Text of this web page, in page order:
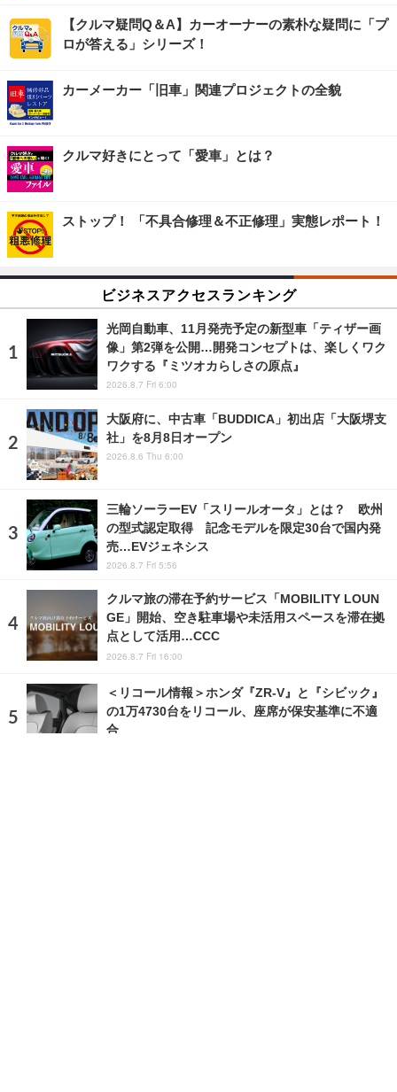
【クルマ疑問Q＆A】カーオーナーの素朴な疑問に「プ
ロが答える」シリーズ！
カーメーカー「旧車」関連プロジェクトの全貌
クルマ好きにとって「愛車」とは？
ストップ！ 「不具合修理＆不正修理」実態レポート！
ビジネスアクセスランキング
光岡自動車、11月発売予定の新型車「ティザー画
像」第2弾を公開…開発コンセプトは、楽しくワク
ワクする『ミツオカらしさの原点』
2026.8.7 Fri 6:00
大阪府に、中古車「BUDDICA」初出店「大阪堺支
社」を8月8日オープン
2026.8.6 Thu 6:00
三輪ソーラーEV「スリールオータ」とは？ 欧州
の型式認定取得 記念モデルを限定30台で国内発
売…EVジェネシス
2026.8.7 Fri 5:56
クルマ旅の滞在予約サービス「MOBILITY LOUN
GE」開始、空き駐車場や未活用スペースを滞在拠
点として活用…CCC
2026.8.7 Fri 16:00
＜リコール情報＞ホンダ『ZR-V』と『シビック』
の1万4730台をリコール、座席が保安基準に不適
合